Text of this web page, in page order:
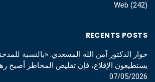
Web (242)
RECENTS POSTS
حوار الدكتور آمن الله المسعدي: «بالنسبة
يستطيعون الإقلاع، فإن تقليص المخاطر أصبح
07/05/2026